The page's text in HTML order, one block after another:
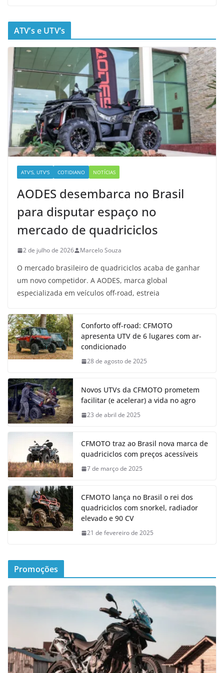
ATV’s e UTV’s
ATV'S, UTV'S COTIDIANO NOTÍCIAS
AODES desembarca no Brasil
para disputar espaço no
mercado de quadriciclos
2 de julho de 2026 Marcelo Souza
O mercado brasileiro de quadriciclos acaba de ganhar
um novo competidor. A AODES, marca global
especializada em veículos off-road, estreia
Conforto off-road: CFMOTO
apresenta UTV de 6 lugares com ar-
condicionado
28 de agosto de 2025
Novos UTVs da CFMOTO prometem
facilitar (e acelerar) a vida no agro
23 de abril de 2025
CFMOTO traz ao Brasil nova marca de
quadriciclos com preços acessíveis
7 de março de 2025
CFMOTO lança no Brasil o rei dos
quadriciclos com snorkel, radiador
elevado e 90 CV
21 de fevereiro de 2025
Promoções